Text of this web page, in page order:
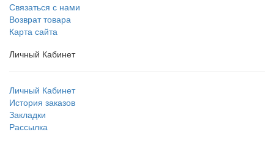
Связаться с нами
Возврат товара
Карта сайта
Личный Кабинет
Личный Кабинет
История заказов
Закладки
Рассылка